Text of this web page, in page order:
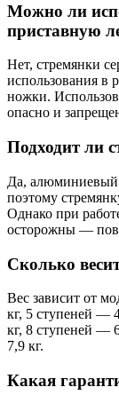
Можно ли
приставную
Нет, стремянки
использования в
ножки.
опасно и
Подходит ли
Да, алюминиевый
поэтому
Однако при
осторожны —
Сколько
Вес зависит от
кг, 5 ступеней —
кг, 8 ступеней —
7,9 кг.
Какая